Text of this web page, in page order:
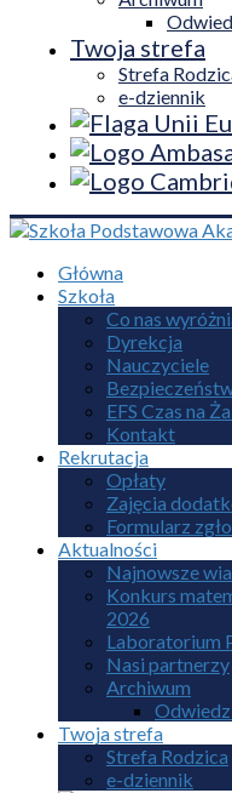
Twoja strefa
Strefa
e-dziennik
Główna
Szkoła
Co nas
Dyrekcja
Nauczyciele
EFS Czas na
Kontakt
Rekrutacja
Opłaty
Zajęcia
Formularz
Aktualności
Najnowsze
Konkurs
2026
Laboratorium
Nasi partnerzy
Archiwum
Twoja strefa
Strefa Rodzica
e-dziennik